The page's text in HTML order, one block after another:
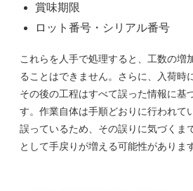
賞味期限
ロット番号・シリアル番号
これらを人手で処理すると、工数の増
ることはできません。さらに、入荷時
その後の工程はすべて誤った情報に基
す。作業自体は手順どおりに行われて
誤っているため、その誤りに気づくま
として手戻りが増える可能性がありま